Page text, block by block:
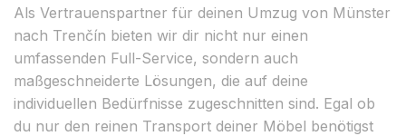
Als Vertrauenspartner für deinen Umzug von Münster
nach Trenčín bieten wir dir nicht nur einen
umfassenden Full-Service, sondern auch
maßgeschneiderte Lösungen, die auf deine
individuellen Bedürfnisse zugeschnitten sind. Egal ob
du nur den reinen Transport deiner Möbel benötigst